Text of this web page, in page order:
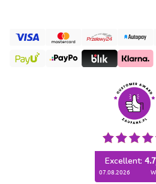
Excellent: 4.7
07.08.2026